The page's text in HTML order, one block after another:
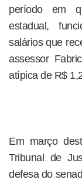
período em
estadual,
salários que
assessor
atípica de R$
Em março
Tribunal de
defesa do